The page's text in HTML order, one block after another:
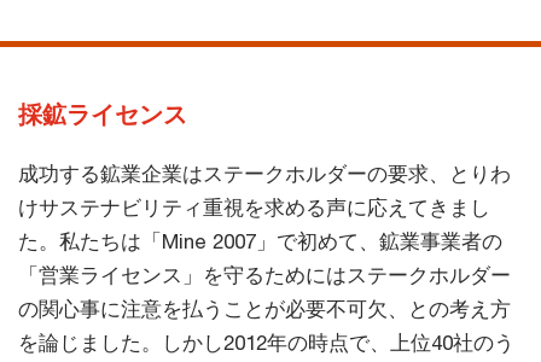
採鉱ライセンス
成功する鉱業企業はステークホルダーの要求、とりわ
けサステナビリティ重視を求める声に応えてきまし
た。私たちは「Mine 2007」で初めて、鉱業事業者の
「営業ライセンス」を守るためにはステークホルダー
の関心事に注意を払うことが必要不可欠、との考え方
を論じました。しかし2012年の時点で、上位40社のう